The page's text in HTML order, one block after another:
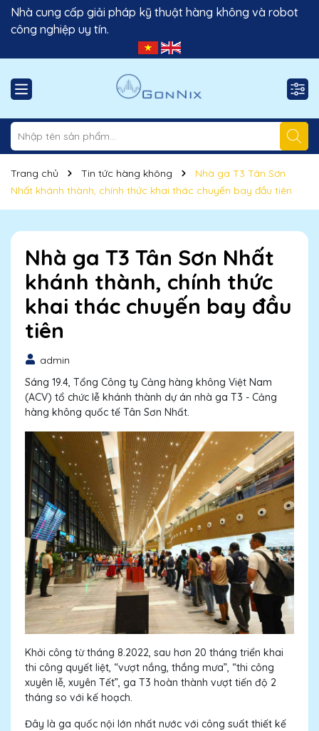
Nhà cung cấp giải pháp kỹ thuật hàng không và robot
công nghiệp uy tín.
Trang chủ Tin tức hàng không
Nhà ga T3 Tân Sơn
Nhất khánh thành, chính thức khai thác chuyến bay đầu tiên
Nhà ga T3 Tân Sơn Nhất
khánh thành, chính thức
khai thác chuyến bay đầu
tiên
admin
Sáng 19.4, Tổng Công ty Cảng hàng không Việt Nam
(ACV) tổ chức lễ khánh thành dự án nhà ga T3 - Cảng
hàng không quốc tế Tân Sơn Nhất.
Khởi công từ tháng 8.2022, sau hơn 20 tháng triển khai
thi công quyết liệt, “vượt nắng, thắng mưa”, “thi công
xuyên lễ, xuyên Tết”, ga T3 hoàn thành vượt tiến độ 2
tháng so với kế hoạch.
Đây là ga quốc nội lớn nhất nước với công suất thiết kế